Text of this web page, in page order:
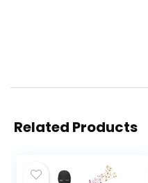
Related Products